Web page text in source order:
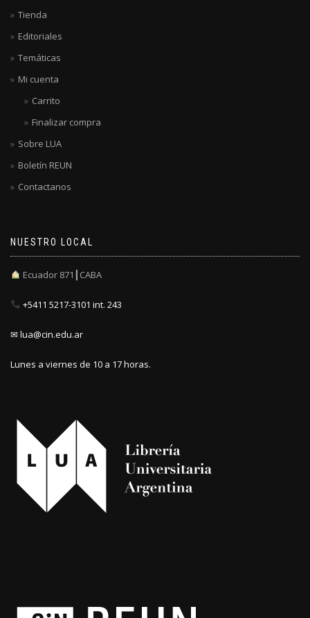
Tienda
Editoriales
Temáticas
Mi cuenta
Carrito
Finalizar compra
Sobre LUA
Boletín REUN
Contactanos
NUESTRO LOCAL
Ecuador 871┃CABA
+5411 5217-3101 int. 243
✉ lua@cin.edu.ar
Lunes a viernes de 10 a 17 horas.